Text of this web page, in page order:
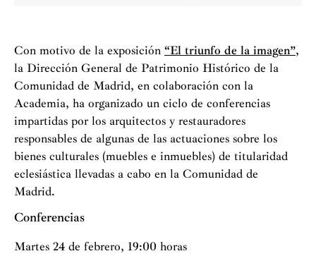
Con motivo de la exposición “El triunfo de la imagen”,
la Dirección General de Patrimonio Histórico de la
Comunidad de Madrid, en colaboración con la
Academia, ha organizado un ciclo de conferencias
impartidas por los arquitectos y restauradores
responsables de algunas de las actuaciones sobre los
bienes culturales (muebles e inmuebles) de titularidad
eclesiástica llevadas a cabo en la Comunidad de
Madrid.
Conferencias
Martes 24 de febrero, 19:00 horas